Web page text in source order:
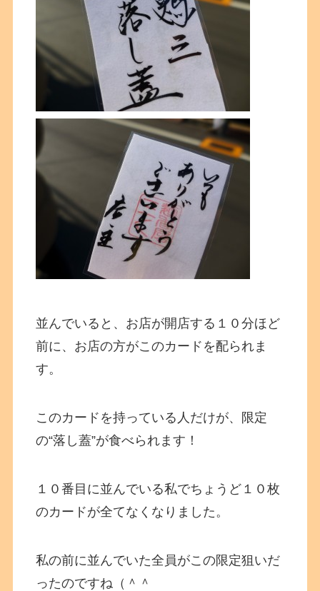
並んでいると、お店が開店する１０分ほど
前に、お店の方がこのカードを配られま
す。
このカードを持っている人だけが、限定
の“落し蓋”が食べられます！
１０番目に並んでいる私でちょうど１０枚
のカードが全てなくなりました。
私の前に並んでいた全員がこの限定狙いだ
ったのですね（＾＾